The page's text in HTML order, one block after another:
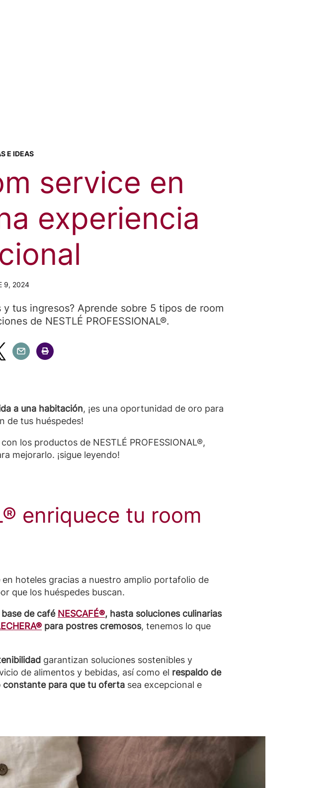
E IDEAS
service en
experiencia
9, 2024
tus ingresos? Aprende sobre 5 tipos de room
de NESTLÉ PROFESSIONAL®.
LinkedinTwitter
Compartir Email
Compartir Imprimir
a una habitación, ¡es una oportunidad de oro para
de tus huéspedes!
los productos de NESTLÉ PROFESSIONAL®,
mejorarlo. ¡sigue leyendo!
enriquece tu room
en hoteles gracias a nuestro amplio portafolio de
que los huéspedes buscan.
de café NESCAFÉ®, hasta soluciones culinarias
para postres cremosos, tenemos lo que
garantizan soluciones sostenibles y
de alimentos y bebidas, así como el respaldo de
constante para que tu oferta sea excepcional e